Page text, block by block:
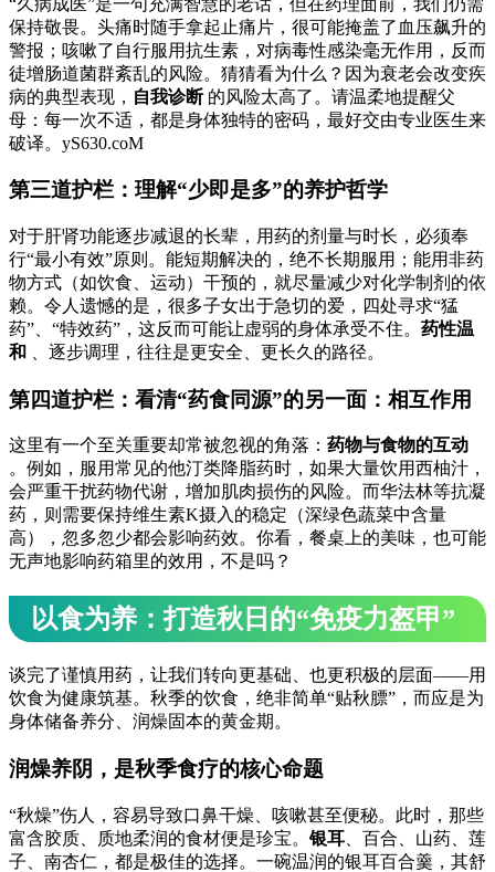
保持敬畏。头痛时随手拿起止痛片，很可能掩盖了血压飙升的
警报；咳嗽了自行服用抗生素，对病毒性感染毫无作用，反而
徒增肠道菌群紊乱的风险。猜猜看为什么？因为衰老会改变疾
病的典型表现， 自我诊断的风险太高了。请温柔地提醒父
母：每一次不适，都是身体独特的密码，最好交由专业医生来
破译。yS630.coM
第三道护栏：理解“少即是多”的养护哲学
对于肝肾功能逐步减退的长辈，用药的剂量与时长，必须奉
行“最小有效”原则。能短期解决的，绝不长期服用；能用非药
物方式（如饮食、运动）干预的，就尽量减少对化学制剂的依
赖。令人遗憾的是，很多子女出于急切的爱，四处寻求“猛
药”、“特效药”，这反而可能让虚弱的身体承受不住。 药性温
和
、逐步调理，往往是更安全、更长久的路径。
第四道护栏：看清“药食同源”的另一面：相互作用
这里有一个至关重要却常被忽视的角落： 药物与食物的互动
。例如，服用常见的他汀类降脂药时，如果大量饮用西柚汁，
会严重干扰药物代谢，增加肌肉损伤的风险。而华法林等抗凝
药，则需要保持维生素K摄入的稳定（深绿色蔬菜中含量
高），忽多忽少都会影响药效。你看，餐桌上的美味，也可能
无声地影响药箱里的效用，不是吗？
以食为养：打造秋日的“免疫力盔甲”
谈完了谨慎用药，让我们转向更基础、也更积极的层面——用
饮食为健康筑基。秋季的饮食，绝非简单“贴秋膘”，而应是为
身体储备养分、润燥固本的黄金期。
润燥养阴，是秋季食疗的核心命题
“秋燥”伤人，容易导致口鼻干燥、咳嗽甚至便秘。此时，那些
富含胶质、质地柔润的食材便是珍宝。银耳 、百合、山药、莲
子、南杏仁，都是极佳的选择。一碗温润的银耳百合羹，其舒